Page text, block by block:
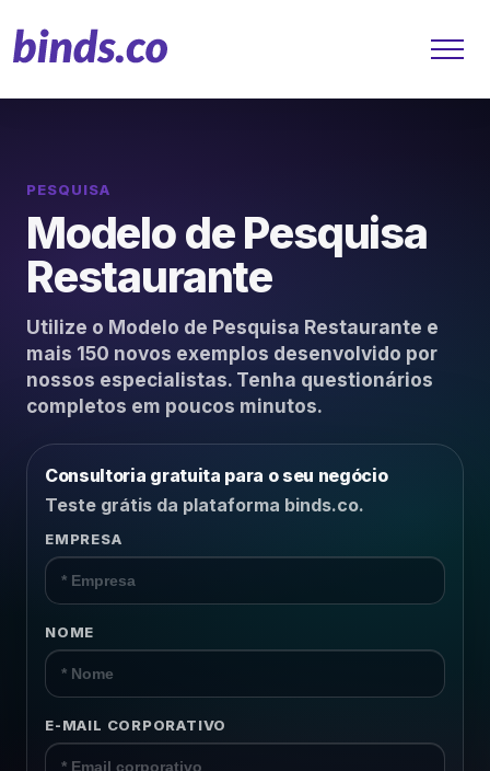
Soluções
Atendimento ao Cliente
Varejo
Saúde
Recursos Humanos
Relacionamento B2B
Plataforma
Pesquisas
Conteúdos
PESQUISA
Modelo de Pesquisa
Restaurante
Utilize o Modelo de Pesquisa Restaurante e
mais 150 novos exemplos desenvolvido por
nossos especialistas. Tenha questionários
completos em poucos minutos.
Consultoria gratuita para o seu negócio
Teste grátis da plataforma binds.co.
EMPRESA
NOME
E-MAIL CORPORATIVO